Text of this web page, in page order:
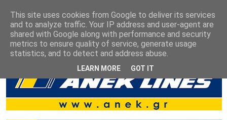
This site uses cookies from Google to deliver its services
and to analyze traffic. Your IP address and user-agent are
shared with Google along with performance and security
metrics to ensure quality of service, generate usage
statistics, and to detect and address abuse.
LEARN MORE GOT IT